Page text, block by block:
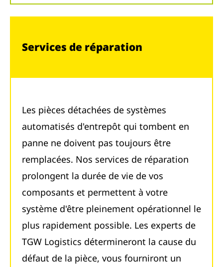
Services de réparation
Les pièces détachées de systèmes
automatisés d'entrepôt qui tombent en
panne ne doivent pas toujours être
remplacées. Nos services de réparation
prolongent la durée de vie de vos
composants et permettent à votre
système d'être pleinement opérationnel le
plus rapidement possible. Les experts de
TGW Logistics détermineront la cause du
défaut de la pièce, vous fourniront un